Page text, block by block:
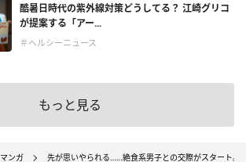
酷暑日時代の紫外線対策どうしてる？ 江崎グリコ
が提案する「アー...
＃ヘルシーニュース
もっと見る
マンガ 先が思いやられる……絶食系男子との交際がスタート。